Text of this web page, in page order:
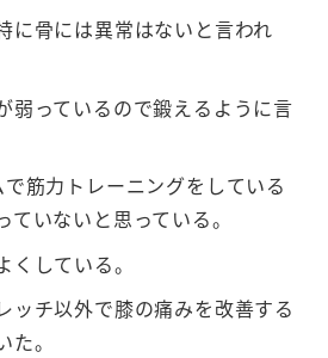
に骨には異常はないと言われ
弱っているので鍛えるように言
筋力トレーニングをしている
ていないと思っている。
くしている。
ッチ以外で膝の痛みを改善する
。